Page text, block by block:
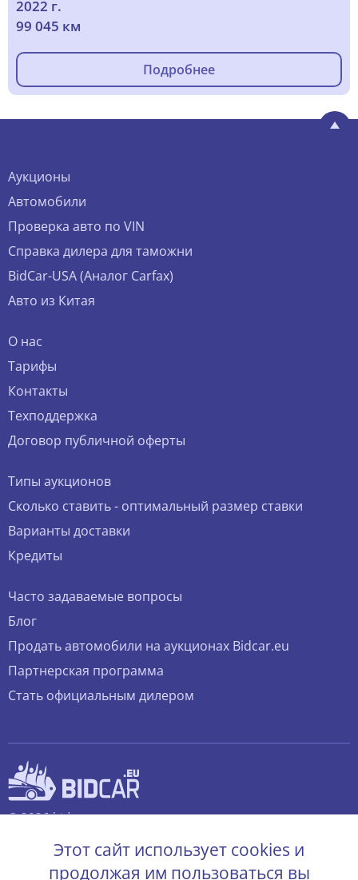
2022 г.
99 045 км
Подробнее
Аукционы
Автомобили
Проверка авто по VIN
Справка дилера для таможни
BidCar-USA (Аналог Carfax)
Авто из Китая
О нас
Тарифы
Контакты
Техподдержка
Договор публичной оферты
Типы аукционов
Сколько ставить - оптимальный размер ставки
Варианты доставки
Кредиты
Часто задаваемые вопросы
Блог
Продать автомобили на аукционах Bidcar.eu
Партнерская программа
Стать официальным дилером
© 2026 bidcar.eu
Этот сайт использует cookies и
продолжая им пользоваться вы